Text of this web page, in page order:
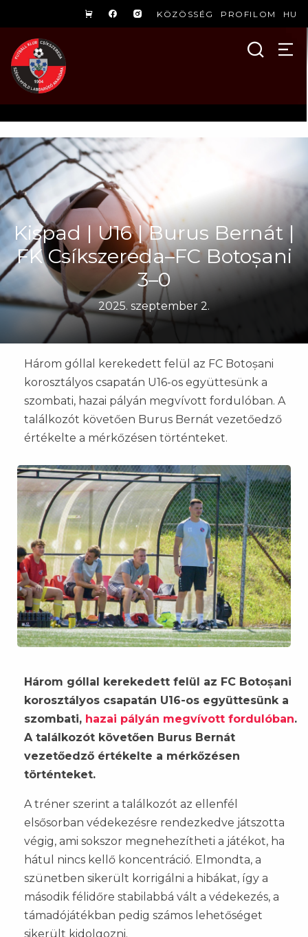
KÖZÖSSÉG PROFILOM HU
Kispad | U16 | Burus Bernát |
FK Csíkszereda–FC Botoșani
3–0
2025. szeptember 2.
Három góllal kerekedett felül az FC Botoșani
korosztályos csapatán U16-os együttesünk a
szombati, hazai pályán megvívott fordulóban. A
találkozót követően Burus Bernát vezetőedző
értékelte a mérkőzésen történteket.
Három góllal kerekedett felül az FC Botoșani
korosztályos csapatán U16-os együttesünk a
szombati, hazai pályán megvívott fordulóban.
A találkozót követően Burus Bernát
vezetőedző értékelte a mérkőzésen
történteket.
A tréner szerint a találkozót az ellenfél
elsősorban védekezésre rendezkedve játszotta
végig, ami sokszor megnehezítheti a játékot, ha
hátul nincs kellő koncentráció. Elmondta, a
szünetben sikerült korrigálni a hibákat, így a
második félidőre stabilabbá vált a védekezés, a
támadójátékban pedig számos lehetőséget
sikerült kidolgozni.